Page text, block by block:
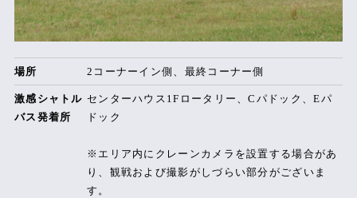
場所 2コーナーイン側、最終コーナー側
激感シャトル
バス発着所
センターハウス1Fロータリー、Cパドック、Eパ
ドック
※エリア内にクレーンカメラを設置する場合があ
り、観戦および撮影がしづらい部分がございま
す。